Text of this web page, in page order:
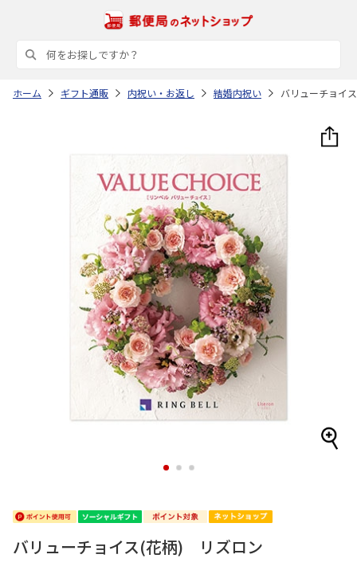
ホーム ギフト通販 内祝い・お返し 結婚内祝い バリューチョイ
1 2 3
バリューチョイス(花柄) リズロン